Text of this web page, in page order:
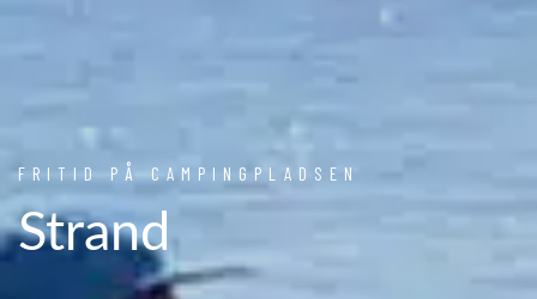
FRITID PÅ CAMPINGPLADSEN
Strand